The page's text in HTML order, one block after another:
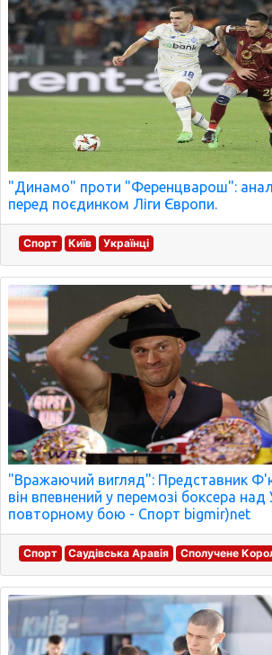
"Динамо" проти "Ференцварош":
перед поєдинком Ліги Європи.
Спорт Київ Українці
"Вражаючий вигляд": Представник
він впевнений у перемозі боксера над
повторному бою - Спорт bigmir)net
Спорт Саудівська Аравія Сполучене